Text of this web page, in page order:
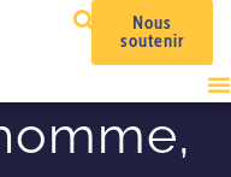
Nous
soutenir